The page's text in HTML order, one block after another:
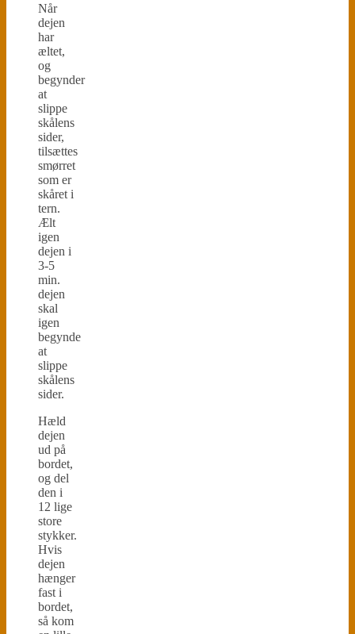
Når
dejen
har
æltet,
og
begynder
at
slippe
skålens
sider,
tilsættes
smørret
som er
skåret i
tern.
Ælt
igen
dejen i
3-5
min.
dejen
skal
igen
begynde
at
slippe
skålens
sider.
Hæld
dejen
ud på
bordet,
og del
den i
12 lige
store
stykker.
Hvis
dejen
hænger
fast i
bordet,
så kom